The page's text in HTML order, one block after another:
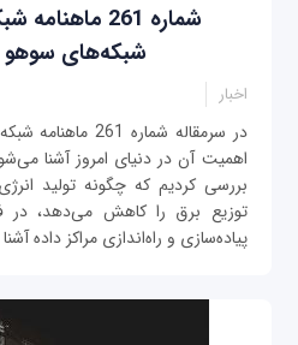
شماره 261
شبکه‌های
اخبار
در سرمقاله شماره
اهمیت آن در دنیای امروز آشنا
بررسی کردیم که چگونه تولید
توزیع برق را کاهش می‌دهد، در
پیاده‌سازی و راه‌اندازی مراکز داده